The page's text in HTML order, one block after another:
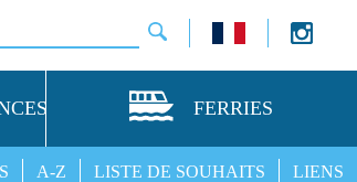
FERRIES
LIENS
LISTE DE SOUHAITS
A-Z